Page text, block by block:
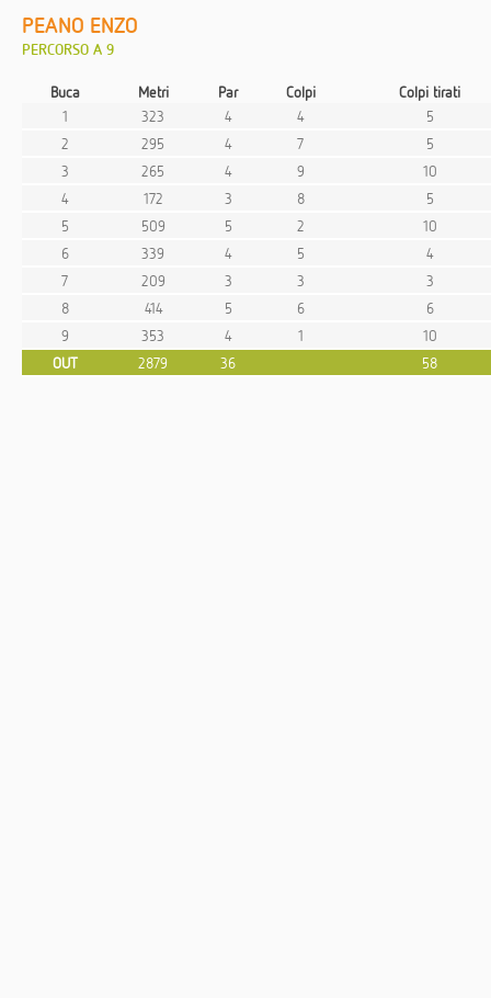
PEANO ENZO
PERCORSO A 9
Buca Metri Par Colpi
Colpi tirati
1
323 4 4
5
2
295 4 7
5
3
265 4 9
10
4
172 3 8
5
5
509 5 2
10
6
339 4 5
4
7
209 3 3
3
8
414 5 6
6
9
353 4 1
10
OUT
2879 36 58